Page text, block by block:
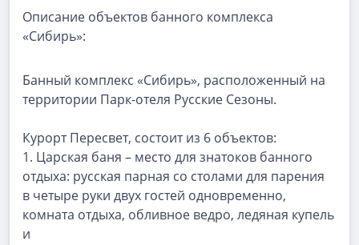
Описание объектов банного комплекса
«Сибирь»:
Банный комплекс «Сибирь», расположенный на
территории Парк-отеля Русские Сезоны.
Курорт Пересвет, состоит из 6 объектов:
1. Царская баня – место для знатоков банного
отдыха: русская парная со столами для парения
в четыре руки двух гостей одновременно,
комната отдыха, обливное ведро, ледяная купель
и